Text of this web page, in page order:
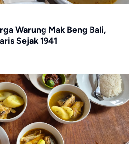
Warung Mak Beng Bali,
Sejak 1941